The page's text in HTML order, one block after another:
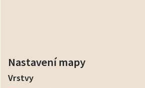
Nastavení mapy
Vrstvy